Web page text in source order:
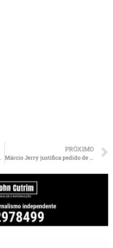
feira (25) no MA
PRÓXIMO
Márcio Jerry justifica pedido de impeachment do PCdoB contra Bolsonaro, “o mensageiro da morte”